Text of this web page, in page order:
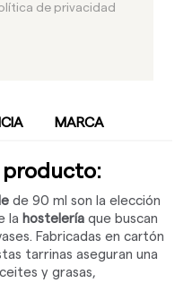
de privacidad
MARCA
de 90 ml son la elección
la hostelería que buscan
Fabricadas en cartón
tarrinas aseguran una
y grasas,